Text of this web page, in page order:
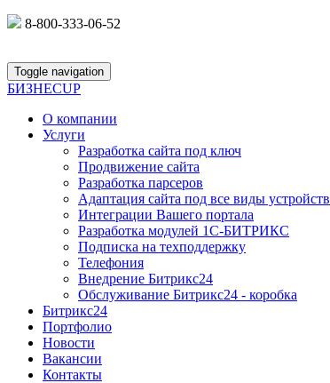
8-800-333-06-52
Toggle navigation
БИЗНЕСUP
О компании
Услуги
Разработка сайта под ключ
Продвижение сайта
Разработка парсеров
Адаптация сайта под все виды устройств
Интеграции Вашего портала
Разработка модулей 1С-БИТРИКС
Подписка на техподдержку
Телефония
Внедрение Битрикс24
Обслуживание Битрикс24 - коробка
Битрикс24
Портфолио
Новости
Вакансии
Контакты